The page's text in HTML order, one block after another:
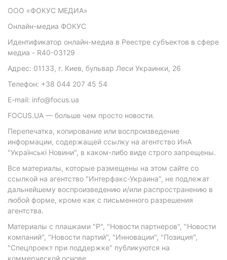
ООО «ФОКУС МЕДИА»
Онлайн-медиа ФОКУС
Идентификатор онлайн-медиа в Реестре субъектов в сфере
медиа - R40-03129
Адрес: 01133, г. Киев, бульвар Леси Украинки, 26
Телефон: +38 044 207 45 54
E-mail: info@focus.ua
FOCUS.UA — больше чем просто новости.
Перепечатка, копирование или воспроизведение
информации, содержащей ссылку на агентство ИнА
"Українські Новини", в каком-либо виде строго запрещены.
Все материалы, которые размещены на этом сайте со
ссылкой на агентство "Интерфакс-Украина", не подлежат
дальнейшему воспроизведению и/или распространению в
любой форме, кроме как с письменного разрешения
агентства.
Материалы с плашками "Р", "Новости партнеров", "Новости
компаний", "Новости партий", "Инновации", "Позиция",
"Спецпроект при поддержке" публикуются на